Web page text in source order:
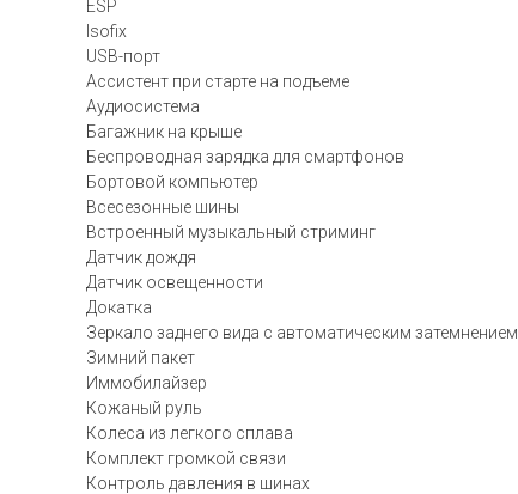
ESP
Isofix
USB-порт
Ассистент при старте на подъеме
Аудиосистема
Багажник на крыше
Беспроводная зарядка для смартфонов
Бортовой компьютер
Всесезонные шины
Встроенный музыкальный стриминг
Датчик дождя
Датчик освещенности
Докатка
Зеркало заднего вида с автоматическим затемнением
Зимний пакет
Иммобилайзер
Кожаный руль
Колеса из легкого сплава
Комплект громкой связи
Контроль давления в шинах